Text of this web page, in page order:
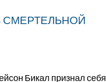
СМЕРТЕЛЬНОЙ
Бикал признал себя